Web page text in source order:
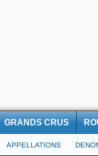
GRANDS CRUS
APPELLATIONS